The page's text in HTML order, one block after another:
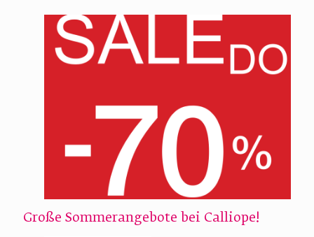
Große Sommerangebote bei Calliope!